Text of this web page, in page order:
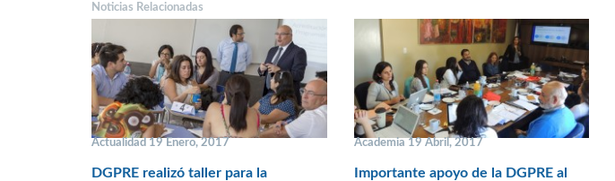
Noticias Relacionadas
Actualidad 19 Enero, 2017
DGPRE realizó taller para la
Academia 19 Abril, 2017
Importante apoyo de la DGPRE al